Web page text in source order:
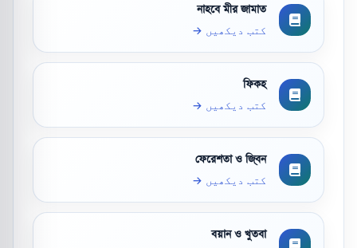
নাহবে মীর জামাত
کتب دیکھیں →
ফিকহ
کتب دیکھیں →
ফেরেশতা ও জ্বিন
کتب دیکھیں →
বয়ান ও খুতবা